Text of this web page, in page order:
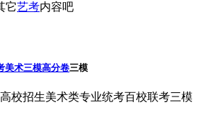
它艺考内容吧
美术三模高分卷三模
校招生美术类专业统考百校联考三模